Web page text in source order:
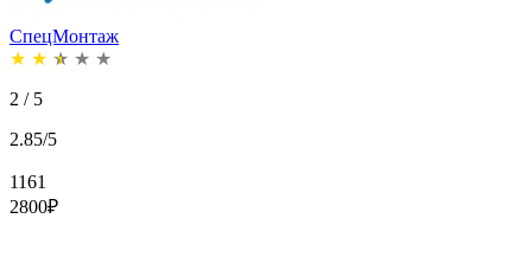
СпецМонтаж
★ ★ ★ ★ ★
2 / 5
2.85/5
1161
2800₽